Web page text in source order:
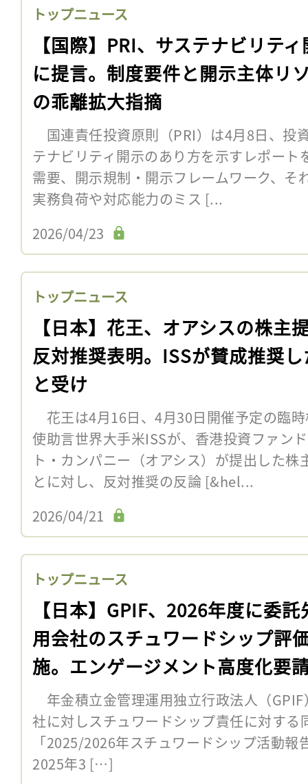
トップニュース
【国際】PRI、サステナビリテ
に提言。制度要件と開示主体リ
の乖離拡大指摘
国連責任投資原則（PRI）は4月8日、投
テナビリティ開示のあり方を示すレポー
需要、開示規制・開示フレームワーク、そ
実務負荷や対応能力のミス [...
2026/04/23
トップニュース
【日本】花王、オアシスの株主
反対推奨表明。ISSが賛成推奨
と受け
花王は4月16日、4月30日開催予定の臨
使助言世界大手米ISSが、香港投資ファン
ト・カンパニー（オアシス）が提出した
とに対し、反対推奨の反論 [&hel...
2026/04/21
トップニュース
【日本】GPIF、2026年度に委託
用会社のスチュワードシップ評
施。エンゲージメント高度化要
年金積立金管理運用独立行政法人（
社に対しスチュワードシップ責任に対する
「2025/2026年スチュワードシップ活動
2025年3 […]